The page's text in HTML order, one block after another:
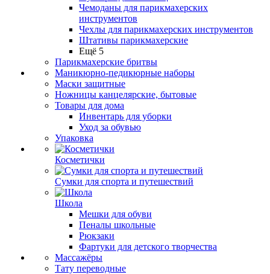
Чемоданы для парикмахерских
инструментов
Чехлы для парикмахерских инструментов
Штативы парикмахерские
Ещё 5
Парикмахерские бритвы
Маникюрно-педикюрные наборы
Маски защитные
Ножницы канцелярские, бытовые
Товары для дома
Инвентарь для уборки
Уход за обувью
Упаковка
Косметички
Сумки для спорта и путешествий
Школа
Мешки для обуви
Пеналы школьные
Рюкзаки
Фартуки для детского творчества
Массажёры
Тату переводные